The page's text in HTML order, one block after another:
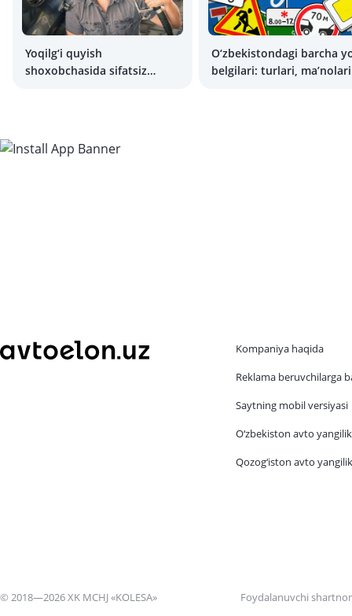
Yoqilg‘i quyish
shoxobchasida sifatsiz
O‘zbekistondagi barcha
belgilari: turlari, ma’nolari
Kompaniya haqida
Reklama beruvchilarga
Saytning mobil versiyasi
O‘zbekiston avto
Qozog‘iston avto
© 2018—2026 XK MCHJ «KOLESA» Foydalanuvchi